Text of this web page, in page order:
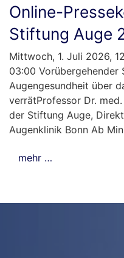
Online-
Stiftung Auge
Mittwoch, 1. Juli 2026,
03:00 Vorübergehender
Augengesundheit über
verrätProfessor Dr.
der Stiftung Auge,
Augenklinik Bonn Ab
mehr …